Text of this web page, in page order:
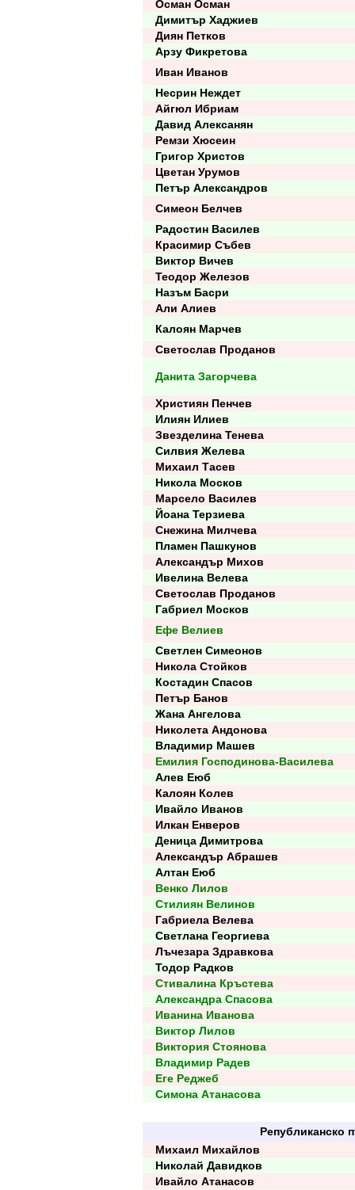
Осман Осман
Димитър Хаджиев
Диян Петков
Арзу Фикретова
Иван Иванов
Несрин Неждет
Айгюл Ибриам
Давид Алексанян
Ремзи Хюсеин
Григор Христов
Цветан Урумов
Петър Александров
Симеон Белчев
Радостин Василев
Красимир Събев
Виктор Вичев
Теодор Железов
Назъм Басри
Али Алиев
Калоян Марчев
Светослав Проданов
Данита Загорчева
Християн Пенчев
Илиян Илиев
Звезделина Тенева
Силвия Желева
Михаил Тасев
Никола Москов
Марсело Василев
Йоана Терзиева
Снежина Милчева
Пламен Пашкунов
Александър Михов
Ивелина Велева
Светослав Проданов
Габриел Москов
Ефе Велиев
Светлен Симеонов
Никола Стойков
Костадин Спасов
Петър Банов
Жана Ангелова
Николета Андонова
Владимир Машев
Емилия Господинова-Василева
Алев Еюб
Калоян Колев
Ивайло Иванов
Илкан Енверов
Деница Димитрова
Александър Абрашев
Алтан Еюб
Венко Лилов
Стилиян Велинов
Габриела Велева
Светлана Георгиева
Лъчезара Здравкова
Тодор Радков
Стивалина Кръстева
Александра Спасова
Иванина Иванова
Виктор Лилов
Виктория Стоянова
Владимир Радев
Еге Реджеб
Симона Атанасова
Републиканско
Михаил Михайлов
Николай Давидков
Ивайло Атанасов